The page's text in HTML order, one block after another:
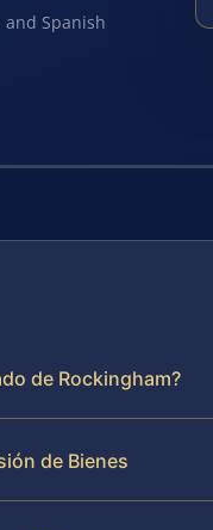
Spanish
de Rockingham?
de Bienes